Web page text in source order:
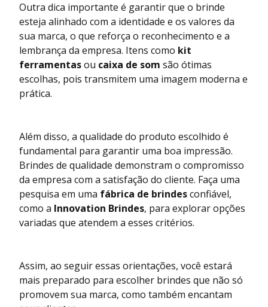
Outra dica importante é garantir que o brinde
esteja alinhado com a identidade e os valores da
sua marca, o que reforça o reconhecimento e a
lembrança da empresa. Itens como kit
ferramentasou caixa de som são ótimas
escolhas, pois transmitem uma imagem moderna e
prática.
Além disso, a qualidade do produto escolhido é
fundamental para garantir uma boa impressão.
Brindes de qualidade demonstram o compromisso
da empresa com a satisfação do cliente. Faça uma
pesquisa em uma fábrica de brindesconfiável,
como a Innovation Brindes, para explorar opções
variadas que atendem a esses critérios.
Assim, ao seguir essas orientações, você estará
mais preparado para escolher brindes que não só
promovem sua marca, como também encantam